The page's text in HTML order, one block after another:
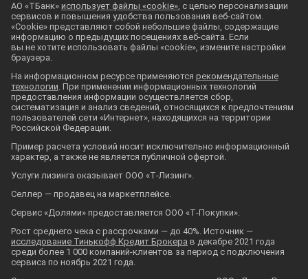
АО «ТБанк» использует файлы «cookie», с целью персонализации
сервисов и повышения удобства пользования веб-сайтом.
«Cookie» представляют собой небольшие файлы, содержащие
информацию о предыдущих посещениях веб-сайта. Если
вы не хотите использовать файлы «cookie», измените настройки
браузера.
На информационном ресурсе применяются рекомендательные
технологии. При применении информационных технологий
предоставления информации осуществляется сбор,
систематизация и анализ сведений, относящихся к предпочтениям
пользователей сети «Интернет», находящихся на территории
Российской Федерации.
Пример расчета условий носит исключительно информационный
характер, а также не является публичной офертой.
Услуги лизинга оказывает ООО «Т‑Лизинг».
Селлер — продавец на маркетплейсе.
Сервис «Долями» предоставляется ООО «Т‑Покупки».
Рост среднего чека с рассрочками — до 40%. Источник —
исследование Тинькофф Кредит Брокера в декабре 2021 года
среди более 1 000 компаний-клиентов за период с подключения
сервиса по ноябрь 2021 года.